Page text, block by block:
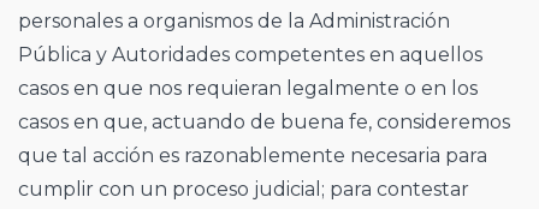
personales a organismos de la Administración
Pública y Autoridades competentes en aquellos
casos en que nos requieran legalmente o en los
casos en que, actuando de buena fe, consideremos
que tal acción es razonablemente necesaria para
cumplir con un proceso judicial; para contestar